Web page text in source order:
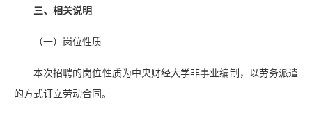
三、相关说明
（一）岗位性质
本次招聘的岗位性质为中央财经大学非事业编制，以劳务派遣
的方式订立劳动合同。